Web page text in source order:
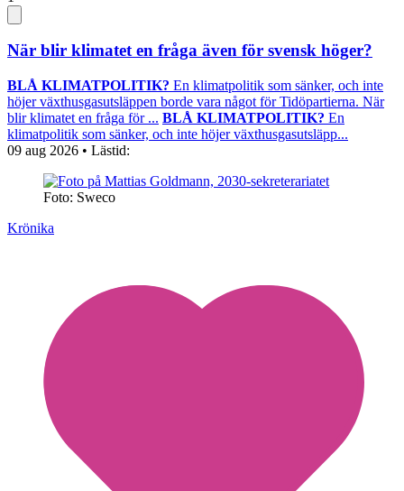
När blir klimatet en fråga även för svensk höger?
BLÅ KLIMATPOLITIK? En klimatpolitik som sänker, och inte
höjer växthusgasutsläppen borde vara något för Tidöpartierna. När
blir klimatet en fråga för ... BLÅ KLIMATPOLITIK? En
klimatpolitik som sänker, och inte höjer växthusgasutsläpp...
09 aug 2026 • Lästid:
Foto: Sweco
Krönika